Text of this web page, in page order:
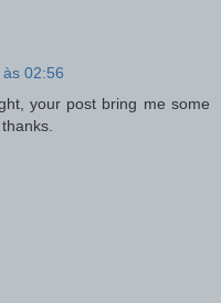
02:56
your post bring me some